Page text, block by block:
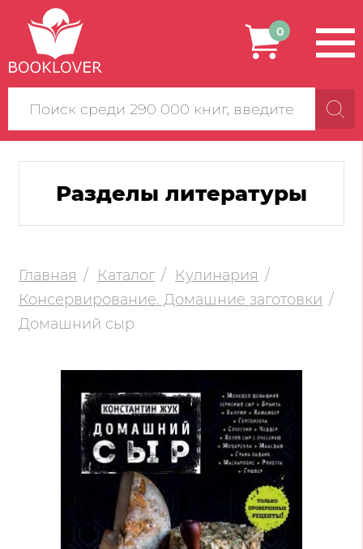
Поиск
по
сайту
0
Разделы литературы
Главная Каталог
Кулинария
Консервирование. Домашние заготовки
Домашний сыр